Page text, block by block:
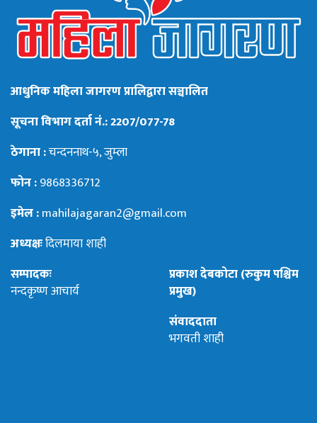
आधुनिक महिला जागरण प्रालिद्वारा सञ्चालित
सूचना विभाग दर्ता नं.: 2207/077-78
ठेगाना :चन्दननाथ-५, जुम्ला
फोन :9868336712
इमेल :mahilajagaran2@gmail.com
अध्यक्षःदिलमाया शाही
सम्पादकः
नन्दकृष्ण आचार्य
प्रकाश देबकोटा (रुकुम पश्चिम
प्रमुख)
संवाददाता
भगवती शाही